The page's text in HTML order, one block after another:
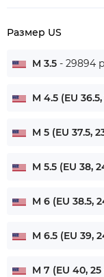
Размер US
M 3.5 - 29894
M 4.5 (EU
M 5 (EU 37.5,
M 5.5 (EU 38,
M 6 (EU 38.5,
M 6.5 (EU 39,
M 7 (EU 40,